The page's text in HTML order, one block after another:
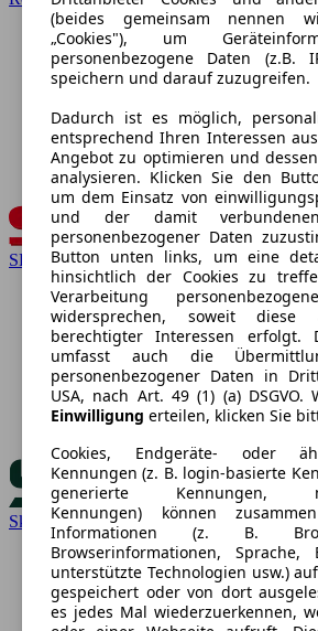
SEAT
Skoda
(beides gemeinsam nennen
„Cookies"), um
personenbezogene Daten (z.B.
speichern und darauf zuzugreifen.
Dadurch ist es möglich,
entsprechend Ihren Interessen
Angebot zu optimieren und
analysieren. Klicken Sie den
um dem Einsatz von
und der damit
personenbezogener Daten
Button unten links, um eine
hinsichtlich der Cookies zu
Verarbeitung
widersprechen, soweit diese
berechtigter Interessen erfolgt.
umfasst auch die
personenbezogener Daten in
USA, nach Art. 49 (1) (a) DSGVO.
Einwilligung erteilen, klicken Sie
Cookies, Endgeräte- oder
Kennungen (z. B. login-basierte
generierte Kennungen,
Kennungen) können
Informationen (z. B.
Browserinformationen, Sprache,
unterstützte Technologien usw.)
gespeichert oder von dort
es jedes Mal wiederzuerkennen,